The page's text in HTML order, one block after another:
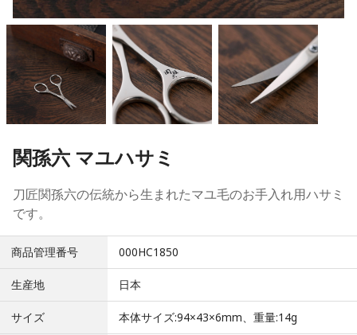
関孫六 マユハサミ
刀匠関孫六の伝統から生まれたマユ毛のお手入れ用ハサミ
です。
商品管理番号 000HC1850
生産地 日本
サイズ 本体サイズ:94×43×6mm、重量:14g